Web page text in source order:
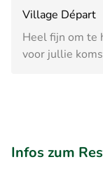
Village Départ
Heel fijn om te
voor jullie
Infos zum